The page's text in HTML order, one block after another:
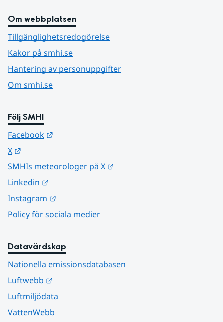
Om webbplatsen
Tillgänglighetsredogörelse
Kakor på smhi.se
Hantering av personuppgifter
Om smhi.se
Följ SMHI
Facebook
X
SMHIs meteorologer på X
Linkedin
Instagram
Policy för sociala medier
Datavärdskap
Nationella emissionsdatabasen
Luftwebb
Luftmiljödata
VattenWebb